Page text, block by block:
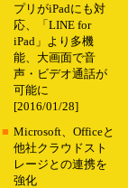
プリがiPadにも対
応、「LINE for
iPad」より多機
能、大画面で音
声・ビデオ通話が
可能に
[2016/01/28]
■ Microsoft、Officeと
他社クラウドスト
レージとの連携を
強化